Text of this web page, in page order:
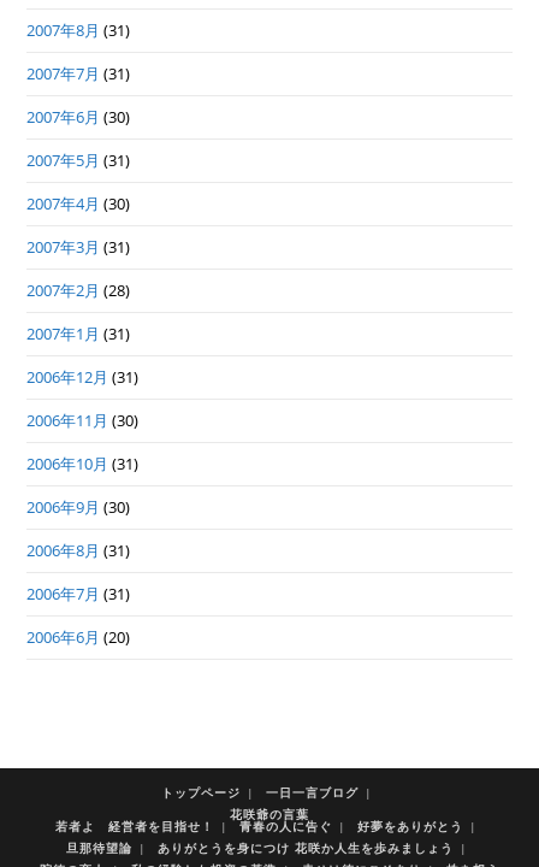
2007年8月 (31)
2007年7月 (31)
2007年6月 (30)
2007年5月 (31)
2007年4月 (30)
2007年3月 (31)
2007年2月 (28)
2007年1月 (31)
2006年12月 (31)
2006年11月 (30)
2006年10月 (31)
2006年9月 (30)
2006年8月 (31)
2006年7月 (31)
2006年6月 (20)
トップページ
一日一言ブログ
花咲爺の言葉
若者よ 経営者を目指せ！ 青春の人に告ぐ
好夢をありがとう
旦那待望論
ありがとうを身につけ 花咲か人生を歩みましょう